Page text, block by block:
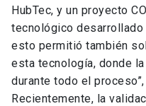
HubTec, y un proyecto
tecnológico desarrollado
esto permitió también
esta tecnología, donde
durante todo el
Recientemente, la